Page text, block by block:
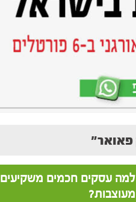
למה עסקים חכמים משקיעים
מעוצבות?